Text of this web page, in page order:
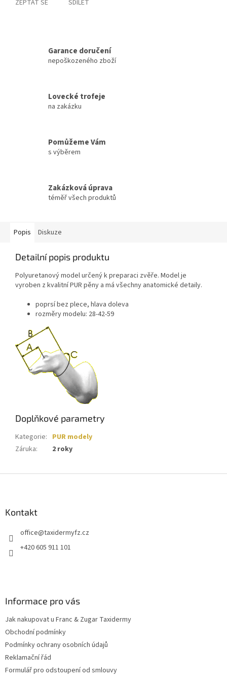
ZEPTAT SE SDÍLET
Garance doručení
nepoškozeného zboží
Lovecké trofeje
na zakázku
Pomůžeme Vám
s výběrem
Zakázková úprava
téměř všech produktů
Popis Diskuze
Detailní popis produktu
Polyuretanový model určený k preparaci zvěře. Model je
vyroben z kvalitní PUR pěny a má všechny anatomické detaily.
poprsí bez plece, hlava doleva
rozměry modelu: 28-42-59
Doplňkové parametry
Kategorie: PUR modely
Záruka: 2 roky
Kontakt
office@taxidermyfz.cz
+420 605 911 101
Informace pro vás
Jak nakupovat u Franc & Zugar Taxidermy
Obchodní podmínky
Podmínky ochrany osobních údajů
Reklamační řád
Formulář pro odstoupení od smlouvy